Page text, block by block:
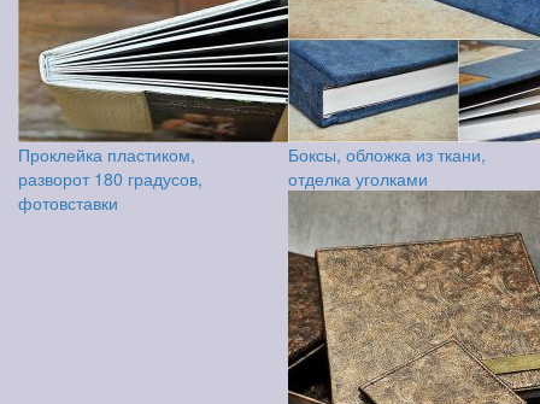
Проклейка пластиком,
разворот 180 градусов,
фотовставки
Боксы, обложка из ткани,
отделка уголками